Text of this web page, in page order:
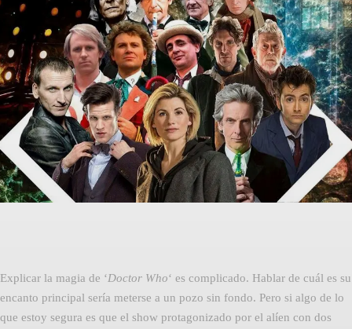
Facebook Twitter Pinterest
Explicar la magia de ‘Doctor Who‘ es complicado. Hablar de cuál es su
encanto principal sería meterse a un pozo sin fondo. Pero si algo de lo
que estoy segura es que el show protagonizado por el alíen con dos